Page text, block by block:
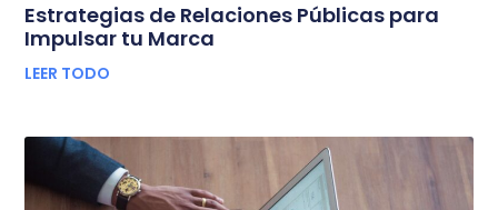
Estrategias de Relaciones Públicas para
Impulsar tu Marca
LEER TODO